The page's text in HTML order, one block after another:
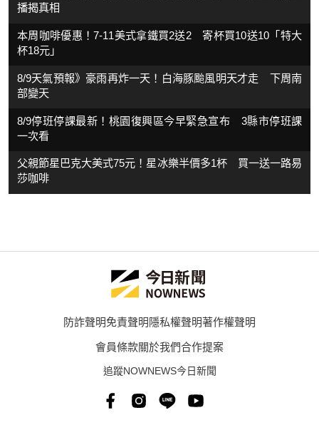
播揭真相
本周咖啡優惠！7-11美式拿鐵買2送2 寄杯買10送10「特大
杯18元」
8/9天氣預報》豪雨再炸一天！白海豚颱風明天才走 下周南
部變天
8/9停班停課最新！桃園復興區今早緊急宣布 3縣市停班課
一次看
父親節星巴克大美式75元！星冰樂半價多1杯 買一送一路易
莎咖啡
防詐聲明免責聲明隱私權聲明著作權聲明
會員條款關於我們合作提案
追蹤NOWNEWS今日新聞